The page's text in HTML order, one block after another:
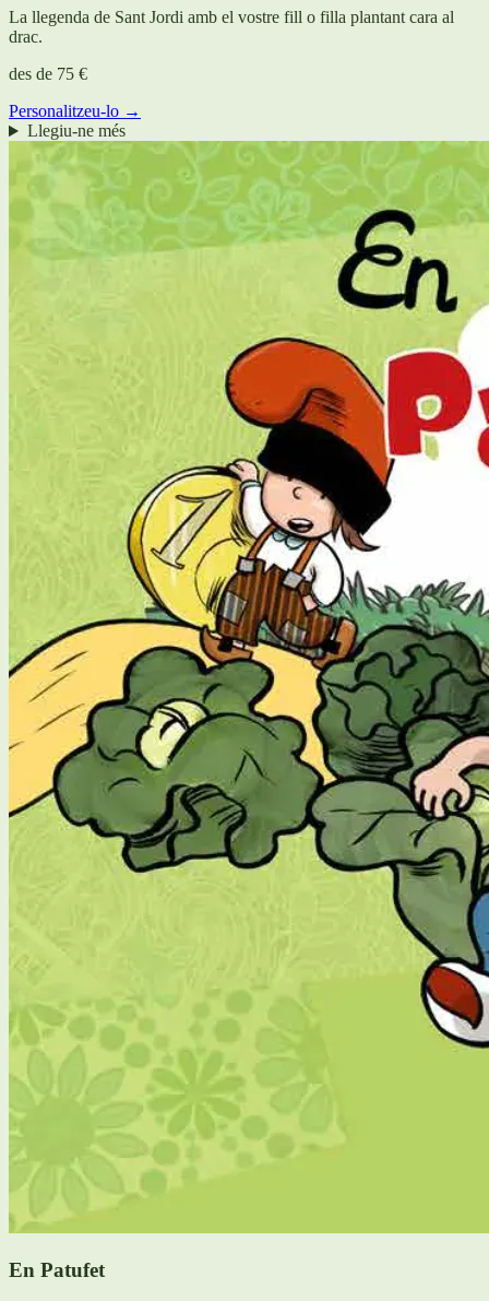
La llegenda de Sant Jordi amb el vostre fill o filla plantant cara al
drac.
des de 75 €
Personalitzeu-lo →
Llegiu-ne més
En Patufet